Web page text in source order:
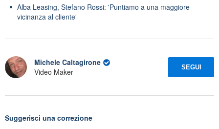
Alba Leasing, Stefano Rossi: 'Puntiamo a una maggiore
vicinanza al cliente'
Michele Caltagirone
Video Maker
SEGUI
Suggerisci una correzione